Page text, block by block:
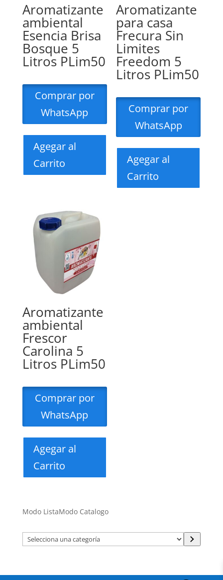
Aromatizante
ambiental
Esencia Brisa
Bosque 5
Litros PLim50
Comprar por
WhatsApp
Agegar al
Carrito
Aromatizante
para casa
Frecura Sin
Limites
Freedom 5
Litros PLim50
Comprar por
WhatsApp
Agegar al
Carrito
Aromatizante
ambiental
Frescor
Carolina 5
Litros PLim50
Comprar por
WhatsApp
Agegar al
Carrito
Modo ListaModo Catalogo
Selecciona
una